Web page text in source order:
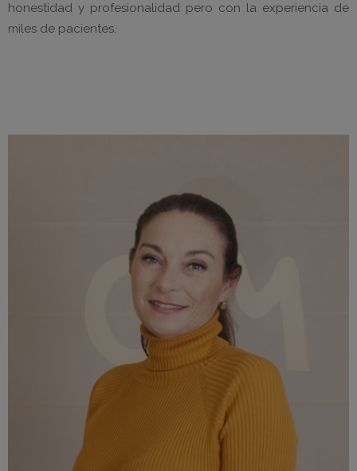
honestidad y profesionalidad pero con la experiencia de
miles de pacientes.